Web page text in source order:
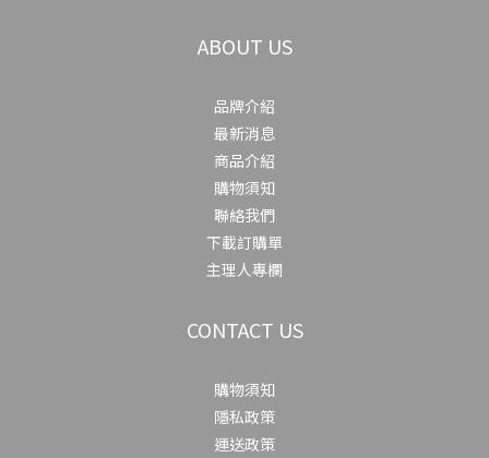
ABOUT US
品牌介紹
最新消息
商品介紹
購物須知
聯絡我們
下載訂購單
主理人專欄
CONTACT US
購物須知
隱私政策
運送政策